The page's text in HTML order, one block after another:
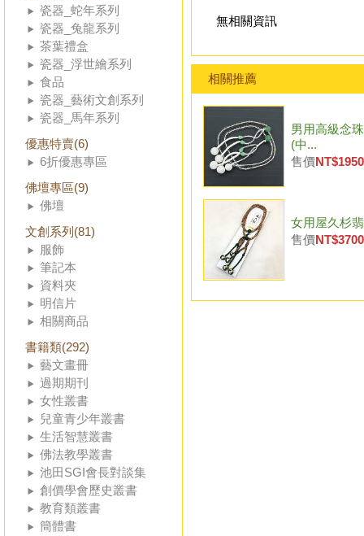
瓷器_蛇年系列
瓷器_兔龍系列
茶葉禮盒
瓷器_浮世繪系列
食品
瓷器_藝術文創系列
瓷器_馬年系列
優惠特賣(6)
6折優惠專區
佛壇專區(9)
佛壇
文創系列(81)
服飾
筆記本
資料夾
明信片
相關商品
書籍類(292)
藝文畫冊
過期期刊
女性叢書
兒童青少年叢書
生活智慧叢書
佛法教學叢書
池田SGI會長對談集
創價學會歷史叢書
教育類叢書
簡體書
無相關資訊
相關推薦
男用高級念珠
(中...
售價NT$1950
女用屋久杉
售價NT$3700